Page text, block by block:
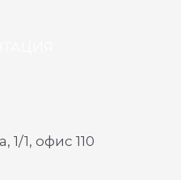
1/1, офис 110